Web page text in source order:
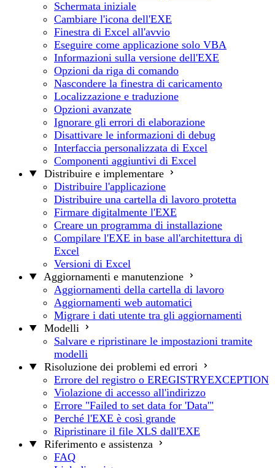
Schermata iniziale
Cambiare l'icona dell'EXE
Finestra di Excel all'avvio
Eseguire come applicazione solo VBA
Informazioni sulla versione dell'EXE
Opzioni da riga di comando
Nascondere la finestra di caricamento
Localizzazione e traduzione
Opzioni avanzate
Ignorare gli errori di elaborazione
Disattivare le informazioni di debug
Interfaccia personalizzata di Excel
Componenti aggiuntivi di Excel
Distribuire e implementare
Distribuire l'applicazione
Distribuire una cartella di lavoro protetta
Firmare digitalmente l'EXE
Creare un programma di installazione
Compilare l'EXE in base all'architettura di
Excel
Versioni di Excel
Aggiornamenti e manutenzione
Aggiornamenti della cartella di lavoro
Aggiornamenti web automatici
Migrare i dati utente tra gli aggiornamenti
Modelli
Salvare e ripristinare le impostazioni tramite
modelli
Risoluzione dei problemi ed errori
Errore del registro o EREGISTRYEXCEPTION
Violazione di accesso all'indirizzo
Errore "Failed to set data for 'Data'"
Perché l'EXE è così grande
Ripristinare il file XLS dall'EXE
Riferimento e assistenza
FAQ